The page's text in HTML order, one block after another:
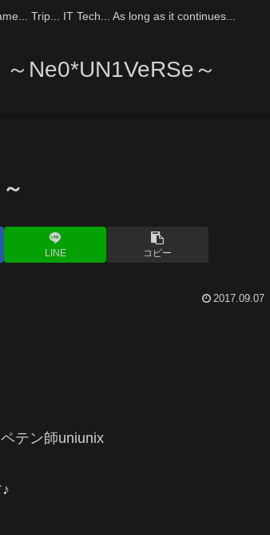
Trip... IT Tech... As long as it continues...
～Ne0*UN1VeRSe～
LINE コピー
2017.09.07
テン師uniunix